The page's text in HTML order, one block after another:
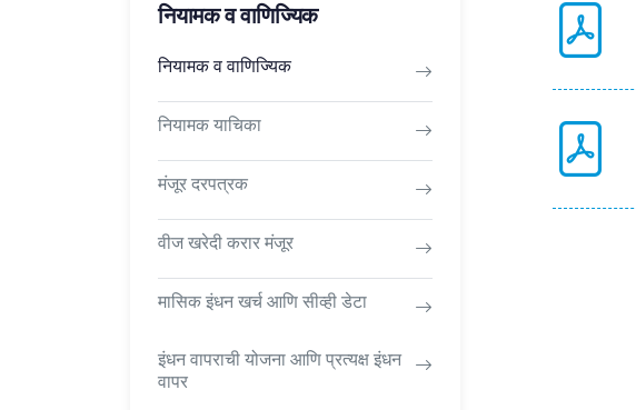
नियामक व वाणिज्यिक
नियामक व वाणिज्यिक
नियामक याचिका
मंजूर दरपत्रक
वीज खरेदी करार मंजूर
मासिक इंधन खर्च आणि सीव्ही डेटा
इंधन वापराची योजना आणि प्रत्यक्ष इंधन
वापर